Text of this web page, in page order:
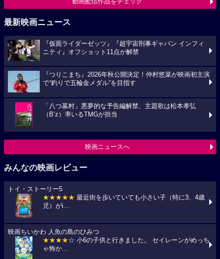
最新映画ニュース
『仮面ライダーゼッツ』『超宇宙刑事ギャバン インフィ
ニティ』オフショット11点が解禁
『つりこまち』2026年秋公開決定！仲村悠菜が映画初主演
で“釣りで五輪金メダル”を目指す
「八つ墓村」悪夢的な予告編解禁、主題歌は松本孝弘
（B’z）率いるTMGが担当
映画ニュースへ
みんなの映画レビュー
トイ・ストーリー5
★★★★★ 最近街を歩いていても小さい子（特に3、4歳
児）がi...
映画ちいかわ 人魚の島のひみつ
★★★★☆ 小6の子供と行きました。 セイレーンがめっち
ゃ怖か...